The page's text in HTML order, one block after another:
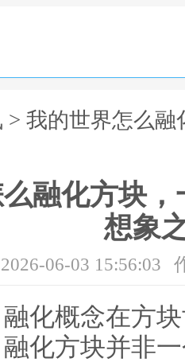
> 我的世界怎么
融化方块
想象
06-03 15:56:03
化概念在方
化方块并非